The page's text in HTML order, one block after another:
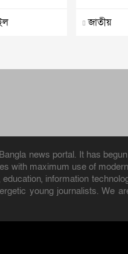
জাতীয়
news portal. It has
with maximum use of
information
young journalists. We